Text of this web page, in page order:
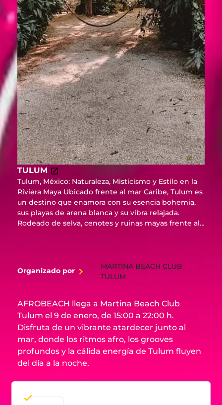
TULUM
Tulum, México: Naturaleza, Misticismo y Estilo en la
Riviera Maya Ubicado frente al mar Caribe, Tulum es
un destino que enamora con su esencia bohemia,
sus playas de arena blanca y su vibra relajada.
Rodeado de selva, cenotes y ruinas mayas frente al
yoga al amanecer o cenas bajo las estrellas, Tulum
es sinónimo de estilo consciente y lujo descalzo.
Tulum es el rincón más inspirador de la Riviera
Maya. ¡Vívelo a tu manera!
Organizado por
MARTINA BEACH CLUB
TULUM
AFROBEACH llega a Martina Beach Club
Tulum el 9 de enero, de 15:00 a 22:00 h.
Disfruta de un vibrante atardecer junto al
mar, donde los ritmos afro, los grooves
profundos y la cálida energía de Tulum fluyen
del día a la noche.